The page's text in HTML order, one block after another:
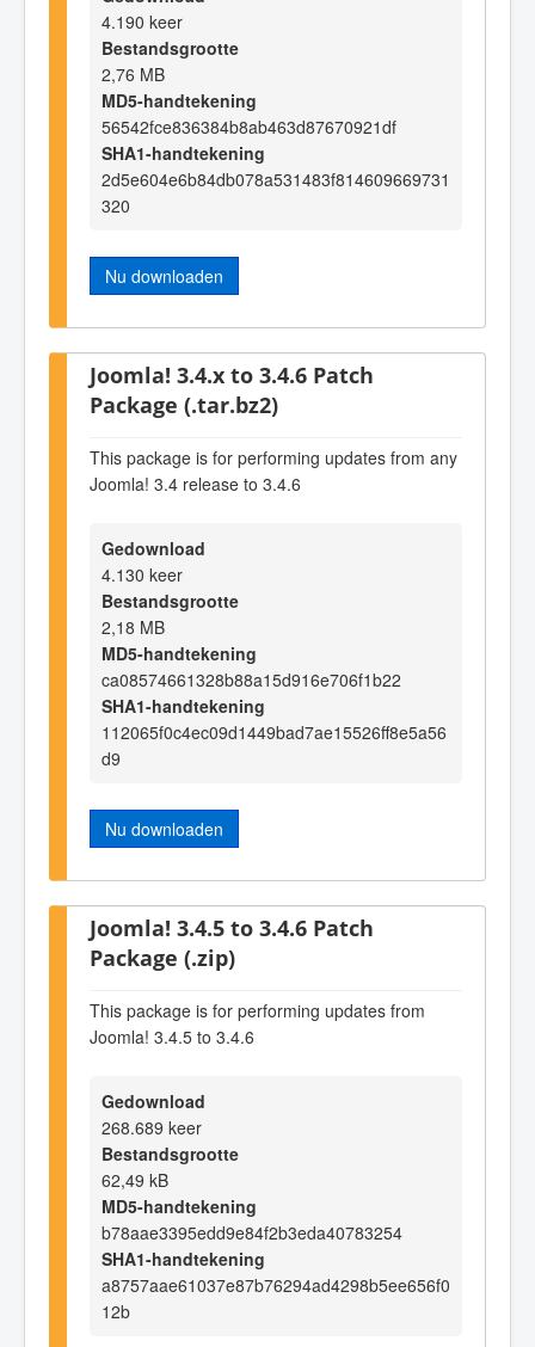
4.190 keer
Bestandsgrootte
2,76 MB
MD5-handtekening
56542fce836384b8ab463d87670921df
SHA1-handtekening
2d5e604e6b84db078a531483f814609669731
320
Nu downloaden
Joomla! 3.4.x to 3.4.6 Patch
Package (.tar.bz2)
This package is for performing updates from any
Joomla! 3.4 release to 3.4.6
Gedownload
4.130 keer
Bestandsgrootte
2,18 MB
MD5-handtekening
ca08574661328b88a15d916e706f1b22
SHA1-handtekening
112065f0c4ec09d1449bad7ae15526ff8e5a56
d9
Nu downloaden
Joomla! 3.4.5 to 3.4.6 Patch
Package (.zip)
This package is for performing updates from
Joomla! 3.4.5 to 3.4.6
Gedownload
268.689 keer
Bestandsgrootte
62,49 kB
MD5-handtekening
b78aae3395edd9e84f2b3eda40783254
SHA1-handtekening
a8757aae61037e87b76294ad4298b5ee656f0
12b